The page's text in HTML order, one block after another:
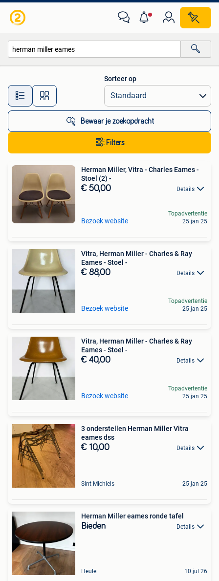
Alle afstanden…
Sorteer op
Bewaar je zoekopdracht
Filters
Herman Miller, Vitra - Charles Eames -
Stoel (2) -
€ 50,00 Details
Bezoek website
Topadvertentie
25 jan 25
Vitra, Herman Miller - Charles & Ray
Eames - Stoel -
€ 88,00 Details
Bezoek website
Topadvertentie
25 jan 25
Vitra, Herman Miller - Charles & Ray
Eames - Stoel -
€ 40,00 Details
Bezoek website
Topadvertentie
25 jan 25
3 onderstellen Herman Miller Vitra
eames dss
€ 10,00 Details
Sint-Michiels 25 jan 25
Herman Miller eames ronde tafel
Bieden Details
Heule 10 jul 26